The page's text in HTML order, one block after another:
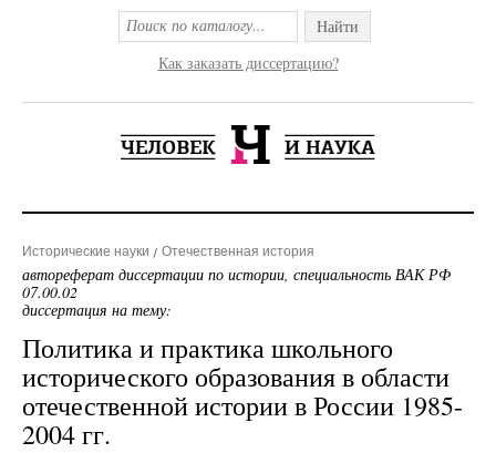
Найти
Как заказать диссертацию?
Исторические науки Отечественная история
автореферат диссертации по истории, специальность ВАК РФ
07.00.02
диссертация на тему:
Политика и практика школьного
исторического образования в области
отечественной истории в России 1985-
2004 гг.